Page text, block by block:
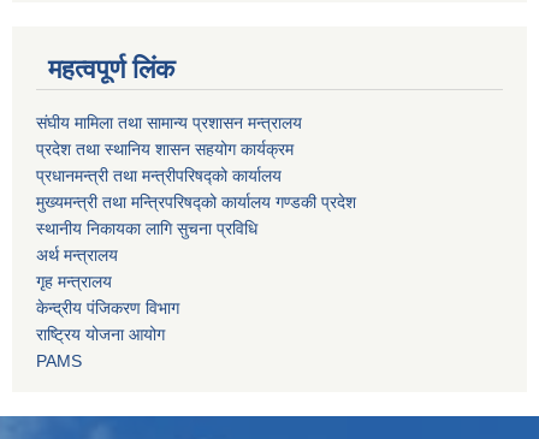
महत्वपूर्ण लिंक
संघीय मामिला तथा सामान्य प्रशासन मन्त्रालय
प्रदेश तथा स्थानिय शासन सहयोग कार्यक्रम
प्रधानमन्त्री तथा मन्त्रीपरिषद्को कार्यालय
मुख्यमन्त्री तथा मन्त्रिपरिषद्को कार्यालय गण्डकी प्रदेश
स्थानीय निकायका लागि सुचना प्रविधि
अर्थ मन्त्रालय
गृह मन्त्रालय
केन्द्रीय पंजिकरण विभाग
राष्ट्रिय योजना आयोग
PAMS